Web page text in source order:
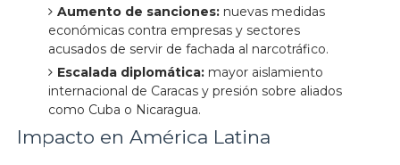
Aumento de sanciones:nuevas medidas
económicas contra empresas y sectores
acusados de servir de fachada al narcotráfico.
Escalada diplomática:mayor aislamiento
internacional de Caracas y presión sobre aliados
como Cuba o Nicaragua.
Impacto en América Latina